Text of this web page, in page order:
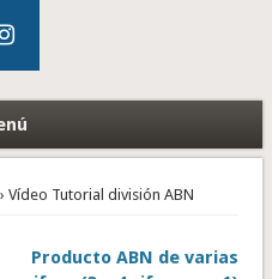
› Vídeo Tutorial división ABN
Producto ABN de varias